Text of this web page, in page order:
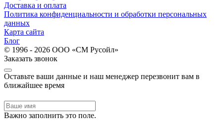
Доставка и оплата
Политика конфиденциальности и обработки персональных
данных
Карта сайта
Блог
© 1996 - 2026 ООО «СМ Русойл»
Заказать звонок
Оставьте ваши данные и наш менеджер перезвонит вам в
ближайшее время
Важно заполнить это поле.